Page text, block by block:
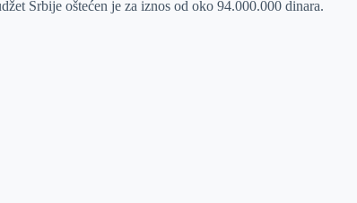
Srbije oštećen je za iznos od oko 94.000.000 dinara.